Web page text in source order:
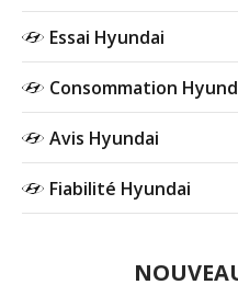
Essai Hyundai
Consommation
Avis Hyundai
Fiabilité Hyundai